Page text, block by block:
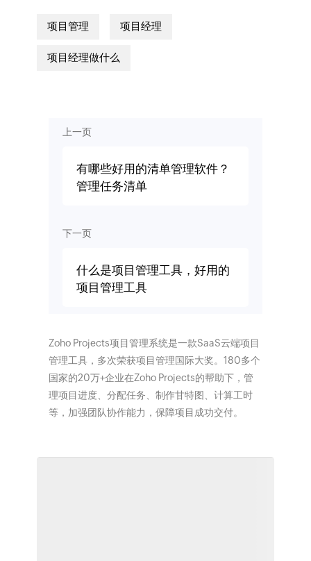
项目管理 项目经理
项目经理做什么
上一页
有哪些好用的清单管理软件？
管理任务清单
下一页
什么是项目管理工具，好用的
项目管理工具
Zoho Projects项目管理系统是一款SaaS云端项目
管理工具，多次荣获项目管理国际大奖。180多个
国家的20万+企业在Zoho Projects的帮助下，管
理项目进度、分配任务、制作甘特图、计算工时
等，加强团队协作能力，保障项目成功交付。